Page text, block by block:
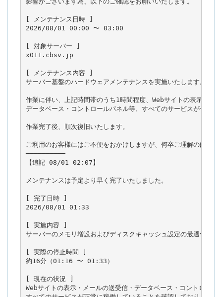
[ メンテナンス日時 ]
2026/08/01 00:00 〜 03:00
[ 対象サーバー ]
x011.cbsv.jp
[ メンテナンス内容 ]
サーバー基盤のハードウェアメンテナンスを実施いたします。
作業に伴い、上記時間帯のうち1時間程度、Webサイトの表示・メ
データベース・コントロールパネル等、すべてのサービスが一時
作業完了後、順次復旧いたします。
ご利用のお客様にはご不便をおかけしますが、何卒ご理解のほどお
──────────
【追記 08/01 02:07】
メンテナンスは予定より早く完了いたしました。
[ 完了日時 ]
2026/08/01 01:33
[ 実施内容 ]
サーバーのメモリ増設およびディスクキャッシュ設定の最適化を実
[ 実際の停止時間 ]
約16分（01:16 〜 01:33）
[ 現在の状況 ]
Webサイトの表示・メールの送受信・データベース・コントロール